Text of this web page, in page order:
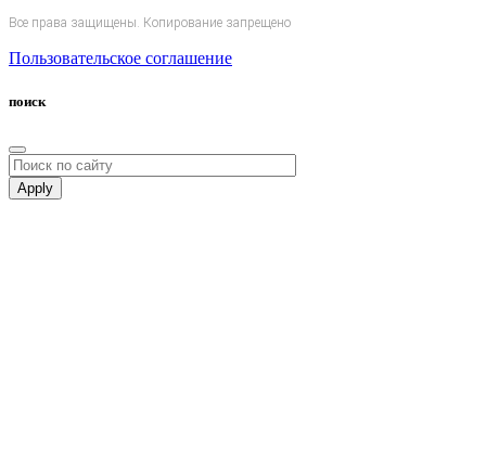
Все права защищены. Копирование запрещено
Пользовательское соглашение
поиск